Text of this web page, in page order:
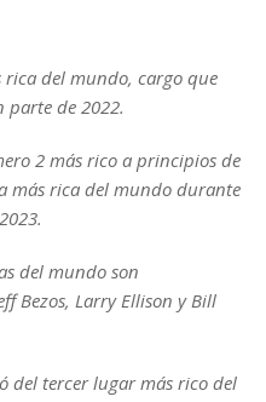
rica del mundo, cargo que
de 2022.
2 más rico a principios de
más rica del mundo durante
del mundo son
Bezos, Larry Ellison y Bill
del tercer lugar más rico del